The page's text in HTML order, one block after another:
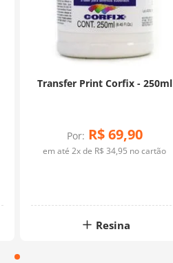
Transfer Print Corfix - 250ml
Por: R$69,90
em até2x de R$ 34,95 no cartão
Resina